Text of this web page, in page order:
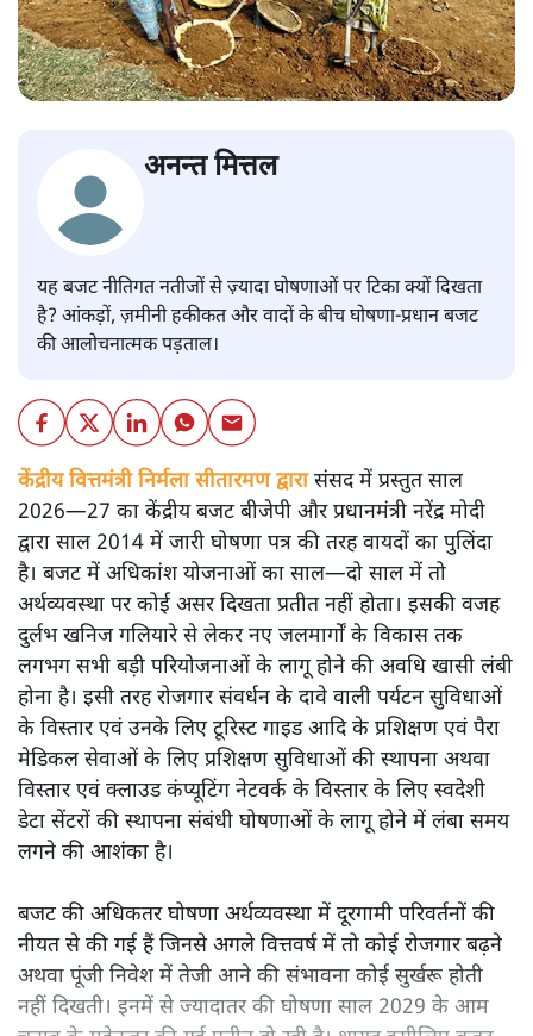
अनन्त मित्तल
यह बजट नीतिगत नतीजों से ज़्यादा घोषणाओं पर टिका क्यों दिखता
है? आंकड़ों, ज़मीनी हकीकत और वादों के बीच घोषणा-प्रधान बजट
की आलोचनात्मक पड़ताल।
केंद्रीय वित्तमंत्री निर्मला सीतारमण द्वारासंसद में प्रस्तुत साल
2026—27 का केंद्रीय बजट बीजेपी और प्रधानमंत्री नरेंद्र मोदी
द्वारा साल 2014 में जारी घोषणा पत्र की तरह वायदों का पुलिंदा
है। बजट में अधिकांश योजनाओं का साल—दो साल में तो
अर्थव्यवस्था पर कोई असर दिखता प्रतीत नहीं होता। इसकी वजह
दुर्लभ खनिज गलियारे से लेकर नए जलमार्गों के विकास तक
लगभग सभी बड़ी परियोजनाओं के लागू होने की अवधि खासी लंबी
होना है। इसी तरह रोजगार संवर्धन के दावे वाली पर्यटन सुविधाओं
के विस्तार एवं उनके लिए टूरिस्ट गाइड आदि के प्रशिक्षण एवं पैरा
मेडिकल सेवाओं के लिए प्रशिक्षण सुविधाओं की स्थापना अथवा
विस्तार एवं क्लाउड कंप्यूटिंग नेटवर्क के विस्तार के लिए स्वदेशी
डेटा सेंटरों की स्थापना संबंधी घोषणाओं के लागू होने में लंबा समय
लगने की आशंका है।
बजट की अधिकतर घोषणा अर्थव्यवस्था में दूरगामी परिवर्तनों की
नीयत से की गई हैं जिनसे अगले वित्तवर्ष में तो कोई रोजगार बढ़ने
अथवा पूंजी निवेश में तेजी आने की संभावना कोई सुर्खरू होती
नहीं दिखती। इनमें से ज्यादातर की घोषणा साल 2029 के आम